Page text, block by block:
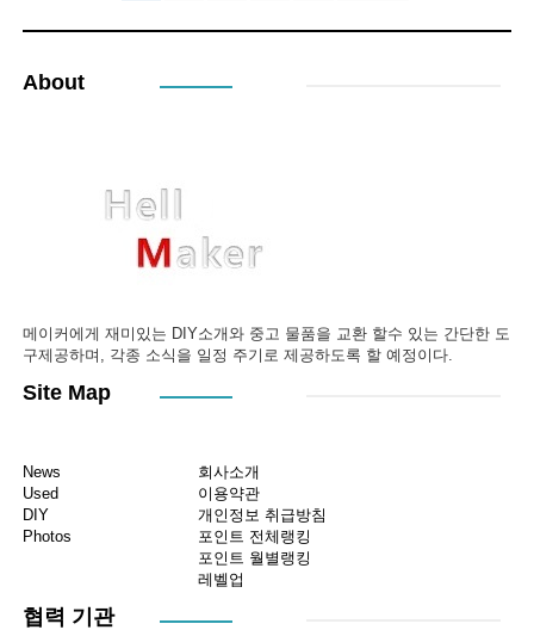
About
메이커에게 재미있는 DIY소개와 중고 물품을 교환 할수 있는 간단한 도
구제공하며, 각종 소식을 일정 주기로 제공하도록 할 예정이다.
Site Map
News
Used
DIY
Photos
회사소개
이용약관
개인정보 취급방침
포인트 전체랭킹
포인트 월별랭킹
레벨업
협력 기관